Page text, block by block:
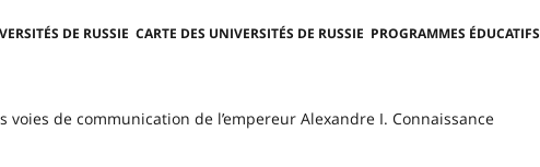
DE RUSSIE CARTE DES UNIVERSITÉS DE RUSSIE PROGRAMMES ÉDUCATIFS
voies de communication de l’empereur Alexandre I. Connaissance